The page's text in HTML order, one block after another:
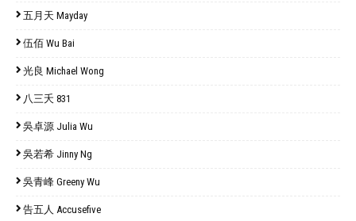
五月天 Mayday
伍佰 Wu Bai
光良 Michael Wong
八三夭 831
吳卓源 Julia Wu
吳若希 Jinny Ng
吳青峰 Greeny Wu
告五人 Accusefive